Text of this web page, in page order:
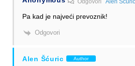
OdgovoriAlen Šćuric
Pa kad je najveći prevoznik!
Odgovori
Alen Šćuric Author